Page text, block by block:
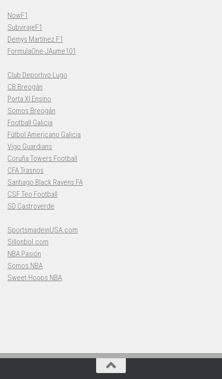
NowF1
SubvirajeF1
Demys Martínez F1
FormulaOne-JAume101
Club Deportivo Lugo
CB Breogán
Porta XI Ensino
Somos Breogán
Football Galicia
Fútbol Americano Galicia
Vigo Guardians
Coruña Towers Football
CFA Trasnos
Santiago Black Ravens FA
CSF Teo Football
SD Castroverde
SportsmadeinUSA.com
Sillonbol.com
NBA Pasión
Somos NBA
Sweet Hoops NBA